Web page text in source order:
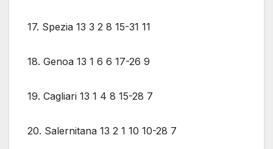
17. Spezia 13 3 2 8 15-31 11
18. Genoa 13 1 6 6 17-26 9
19. Cagliari 13 1 4 8 15-28 7
20. Salernitana 13 2 1 10 10-28 7